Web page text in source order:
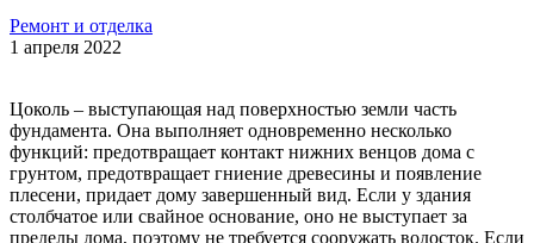
Ремонт и отделка
1 апреля 2022
Цоколь – выступающая над поверхностью земли часть
фундамента. Она выполняет одновременно несколько
функций: предотвращает контакт нижних венцов дома с
грунтом, предотвращает гниение древесины и появление
плесени, придает дому завершенный вид. Если у здания
столбчатое или свайное основание, оно не выступает за
пределы дома, поэтому не требуется сооружать водосток. Если